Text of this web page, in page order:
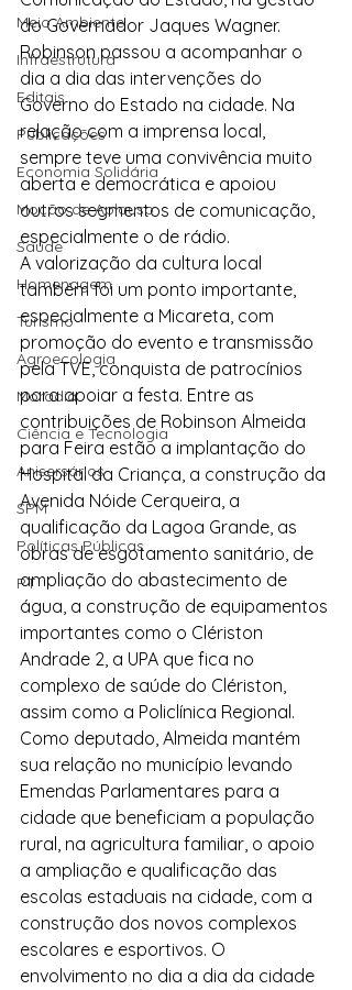
Meio Ambiente
Infraestrutura
Editais
Publicações
Economia Solidária
Moção de Aplauso
Saúde
Homenagem
Turismo
Agroecologia
Moradia
Ciência e Tecnologia
Anisersários
SPM
Políticas Públicas
PT
do Governador Jaques Wagner.
Robinson passou a acompanhar o
dia a dia das intervenções do
Governo do Estado na cidade. Na
relação com a imprensa local,
sempre teve uma convivência muito
aberta e democrática e apoiou
outros segmentos de comunicação,
especialmente o de rádio.
A valorização da cultura local
também foi um ponto importante,
especialmente a Micareta, com
promoção do evento e transmissão
pela TVE, conquista de patrocínios
para apoiar a festa. Entre as
contribuições de Robinson Almeida
para Feira estão a implantação do
Hospital da Criança, a construção da
Avenida Nóide Cerqueira, a
qualificação da Lagoa Grande, as
obras de esgotamento sanitário, de
ampliação do abastecimento de
água, a construção de equipamentos
importantes como o Clériston
Andrade 2, a UPA que fica no
complexo de saúde do Clériston,
assim como a Policlínica Regional.
Como deputado, Almeida mantém
sua relação no município levando
Emendas Parlamentares para a
cidade que beneficiam a população
rural, na agricultura familiar, o apoio
a ampliação e qualificação das
escolas estaduais na cidade, com a
construção dos novos complexos
escolares e esportivos. O
envolvimento no dia a dia da cidade